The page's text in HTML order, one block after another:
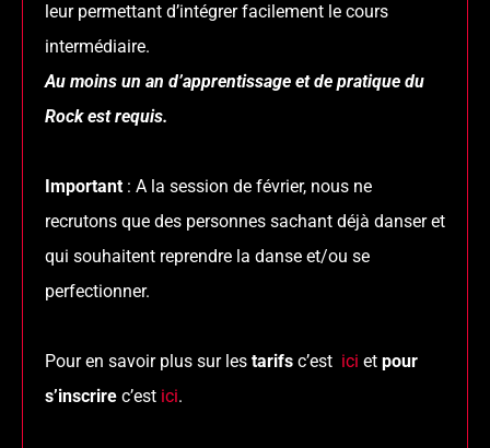
leur permettant d’intégrer facilement le cours
intermédiaire.
Au moins un an d’apprentissage et de pratique du
Rock est requis.
Important : A la session de février, nous ne
recrutons que des personnes sachant déjà danser et
qui souhaitent reprendre la danse et/ou se
perfectionner.
Pour en savoir plus sur les tarifs c’est ici et pour
s’inscrire c’est ici.